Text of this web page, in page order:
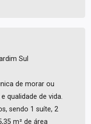
Sul
de morar ou
qualidade de vida.
sendo 1 suíte, 2
m² de área